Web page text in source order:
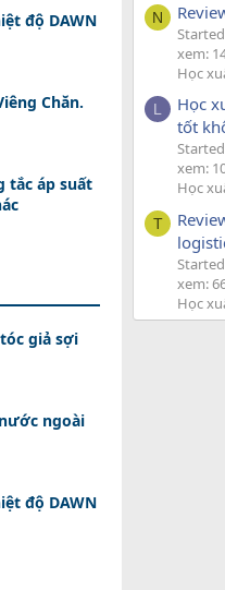
độ DAWN
Chăn.
tắc áp suất
giả sợi
ngoài
độ DAWN
N
xem:
Học
L
Học
tốt
xem:
Học
T
xem:
Học